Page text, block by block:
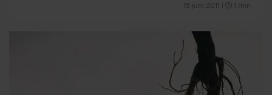
15 juni 2011 1 min